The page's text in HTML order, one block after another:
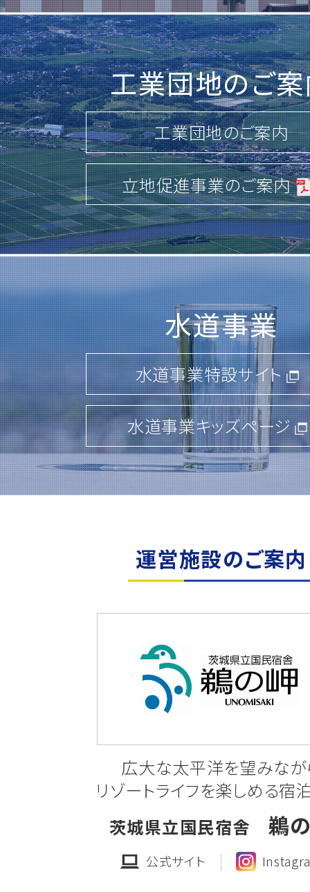
一般競争入札のご案内 2026.02.20
「第68-208号 茨城中央工業団地(
路改良舗装・上水整備工事(その3)」
「第68-209号 茨城中央工業団地(
路改良舗装・上水整備工事(その4)」
詳しくはこちら
一般競争入札のご案内 2026.02.02
「第65-278号 茨城中央工業団地
工事」
詳しくはこちら
一般競争入札のご案内 2026.01.08
「第80-22号 ひたちなか地区(第2期
「第76-44号 坂東山地区 交差点改
「第76-45号 坂東山地区 道路改良
「第76-46号 坂東山地区 道路改良
フロンティアパーク坂東(坂東山地区)
注見通し(令和7年度第4四半期分)に
工業団地のご
工業団地のご案内
立地促進事業のご案内
水道事業
水道事業特設サイト
水道事業キッズページ
運営施設のご案内
広大な太平洋を望みなが
リゾートライフを楽しめる宿
茨城県立国民宿舎 鵜
公式サイト